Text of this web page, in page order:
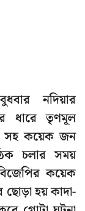
নদিয়ার
ধারে তৃণমূল
সহ কয়েক জন
চলার সময়
কয়েক
ছোড়া হয় কাদা-